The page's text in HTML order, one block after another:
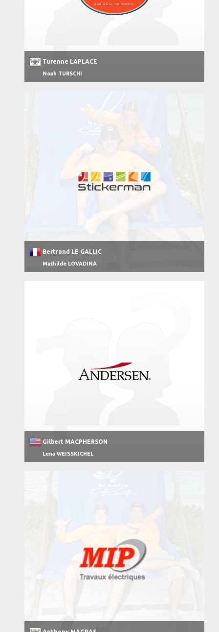
Turenne LAPLACE
Noah TURSCHI
Bertrand LE GALLIC
Mathilde LOVADINA
Gilbert MACPHERSON
Lena WEISSKICHEL